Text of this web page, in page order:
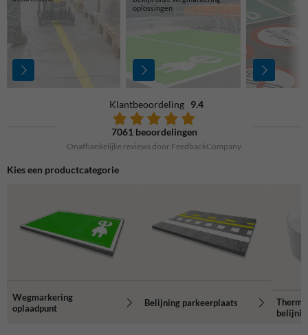
oplossingen
Klantbeoordeling 9.4
7061 beoordelingen
Onafhankelijke reviews door FeedbackCompany
Kies een productcategorie
Wegmarkering
oplaadpunt
Belijning parkeerplaats